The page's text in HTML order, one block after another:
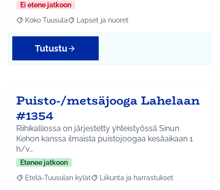
Ei etene jatkoon
Rajaa tulokset aihepiirin mukaan: Koko Tuusula
Koko Tuusula Rajaa tulokset teeman mukaan: Lapset ja
Lapset ja nuoret
Tutustu
Puisto-/metsäjooga Lahelaan
#1354
Riihikalliossa on järjestetty yhteistyössä Sinun
Kehon kanssa ilmaista puistojoogaa kesäaikaan 1
h/v…
Etenee jatkoon
Rajaa tulokset aihepiirin mukaan: Etelä-Tuusulan kylät
Etelä-Tuusulan kylät Rajaa tulokset teeman mukaan:
Liikunta ja harrastukset